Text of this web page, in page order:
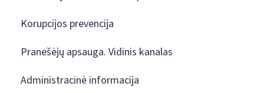
Korupcijos prevencija
Pranešėjų apsauga. Vidinis kanalas
Administracinė informacija